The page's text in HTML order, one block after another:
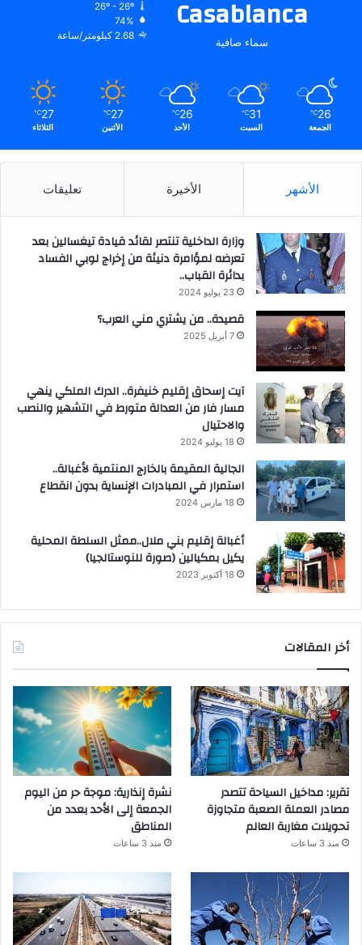
Casablanca
سماء صافية
26º - 26º
74%
2.68 كيلومتر/ساعة
26
℃
الجمعة
31
℃
السبت
26
℃
الأحد
27
℃
الأثنين
27
℃
الثلاثاء
الأشهر الأخيرة تعليقات
وزارة الداخلية تنتصر لقائد قيادة تيغسالين بعد
تعرضه لمؤامرة دنيئة من إخراج لوبي الفساد
بدائرة القباب..
23 يوليو 2024
قصيدة.. من يشتري مني العرب؟
7 أبريل 2025
آيت إسحاق إقليم خنيفرة.. الدرك الملكي ينهي
مسار فار من العدالة متورط في التشهير والنصب
والاحتيال
18 يوليو 2024
الجالية المقيمة بالخارج المنتمية لأغبالة..
استمرار في المبادرات الإنساية بدون انقطاع
18 مارس 2024
أغبالة إقليم بني ملال..ممثل السلطة المحلية
يكيل بمكيالين (صورة للنوستالجيا)
18 أكتوبر 2023
أخر المقالات
تقرير: مداخيل السياحة تتصدر
مصادر العملة الصعبة متجاوزة
تحويلات مغاربة العالم
منذ 3 ساعات
نشرة إنذارية: موجة حر من اليوم
الجمعة إلى الأحد بعدد من
المناطق
منذ 3 ساعات